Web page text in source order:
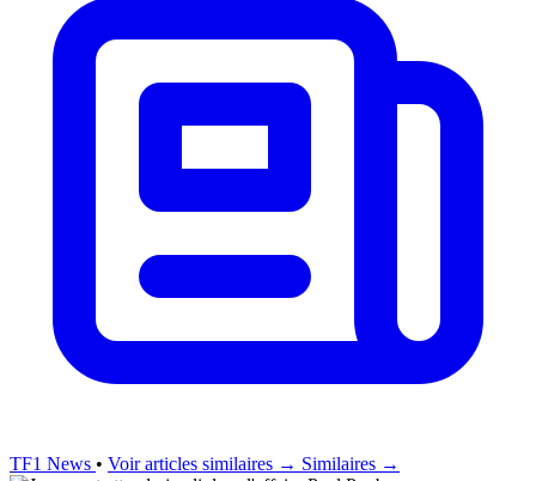
TF1 News • Voir articles similaires → Similaires →